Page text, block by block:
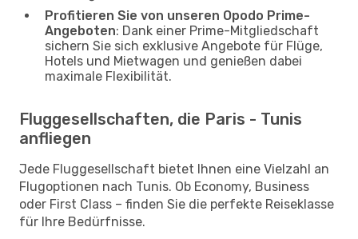
Profitieren Sie von unseren Opodo Prime-
Angeboten: Dank einer Prime-Mitgliedschaft
sichern Sie sich exklusive Angebote für Flüge,
Hotels und Mietwagen und genießen dabei
maximale Flexibilität.
Fluggesellschaften, die Paris - Tunis
anfliegen
Jede Fluggesellschaft bietet Ihnen eine Vielzahl an
Flugoptionen nach Tunis. Ob Economy, Business
oder First Class – finden Sie die perfekte Reiseklasse
für Ihre Bedürfnisse.